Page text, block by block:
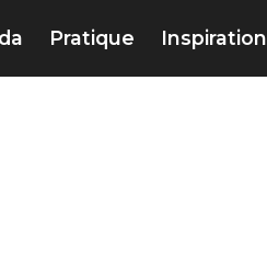
Pratique Inspiration